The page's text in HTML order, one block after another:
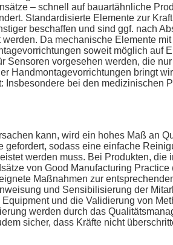
– schnell auf bauartähnliche
Standardisierte Elemente zur
beschaffen und sind ggf. nach
Da mechanische Elemente
soweit möglich auf
Sensoren vorgesehen werden, die
Handmontagevorrichtungen bringt
bei den medizinischen
kann, wird ein hohes Maß an
sodass eine einfache
werden muss. Bei Produkten, die
von Good Manufacturing Practice
Maßnahmen zur
und Sensibilisierung der
und die Validierung von
werden durch das
sicher, dass Kräfte nicht